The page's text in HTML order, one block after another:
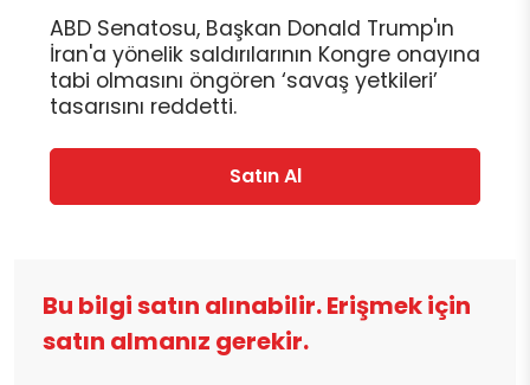
ABD Senatosu, Başkan Donald Trump'ın
İran'a yönelik saldırılarının Kongre onayına
tabi olmasını öngören ‘savaş yetkileri’
tasarısını reddetti.
Satın Al
Bu bilgi satın alınabilir. Erişmek için
satın almanız gerekir.